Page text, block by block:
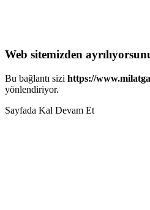
Web sitemizden
Bu bağlantı sizi https://
yönlendiriyor.
Sayfada Kal Devam Et